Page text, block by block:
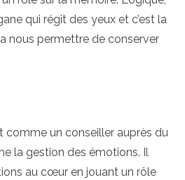
qui régit des yeux et c’est la
nous permettre de conserver
comme un conseiller auprès du
la gestion des émotions. Il
au cœur en jouant un rôle